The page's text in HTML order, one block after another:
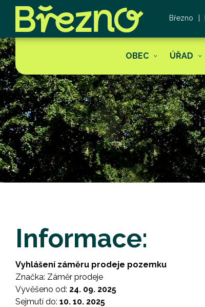
Březno
OBEC ÚŘAD
Informace:
Vyhlášení záměru prodeje pozemku
Značka: Záměr prodeje
Vyvěšeno od: 24. 09. 2025
Sejmutí do: 10. 10. 2025